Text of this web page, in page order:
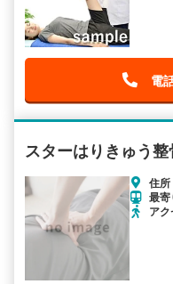
電
スターはりきゅう整
住
最寄
ア